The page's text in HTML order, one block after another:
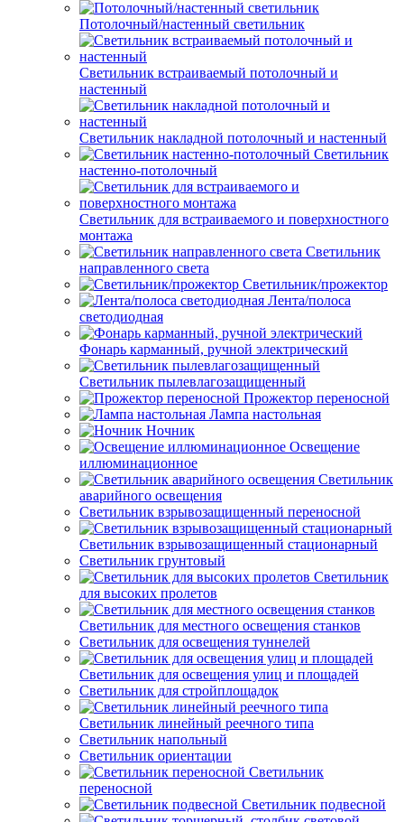
Потолочный/настенный светильник
Светильник встраиваемый потолочный и
настенный
Светильник накладной потолочный и настенный
Светильник
настенно-потолочный
Светильник для встраиваемого и поверхностного
монтажа
Светильник
направленного света
Светильник/прожектор
Лента/полоса
светодиодная
Фонарь карманный, ручной электрический
Светильник пылевлагозащищенный
Прожектор переносной
Лампа настольная
Ночник
Освещение
иллюминационное
Светильник
аварийного освещения
Светильник взрывозащищенный переносной
Светильник взрывозащищенный стационарный
Светильник грунтовый
Светильник
для высоких пролетов
Светильник для местного освещения станков
Светильник для освещения туннелей
Светильник для освещения улиц и площадей
Светильник для стройплощадок
Светильник линейный реечного типа
Светильник напольный
Светильник ориентации
Светильник
переносной
Светильник подвесной